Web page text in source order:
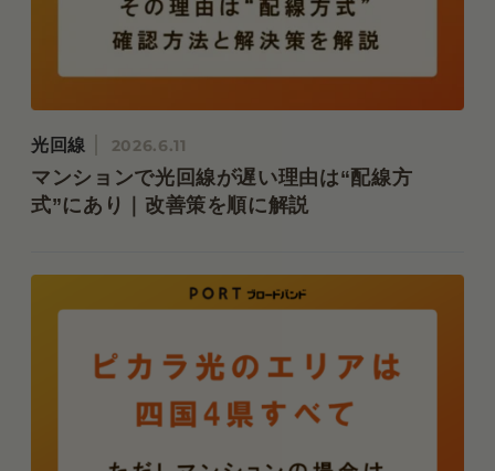
光回線 2026.6.11
マンションで光回線が遅い理由は“配線方
式”にあり｜改善策を順に解説